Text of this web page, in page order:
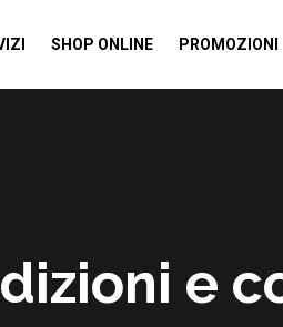
SHOP ONLINE PROMOZIONI
e